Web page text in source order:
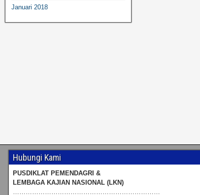
Januari 2018
Hubungi Kami
PUSDIKLAT PEMENDAGRI &
LEMBAGA KAJIAN NASIONAL (LKN)